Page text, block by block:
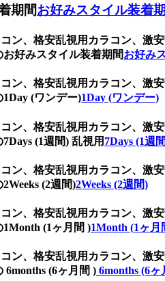
期間お好みスタイル装着
ン、格安乱視用カラコン、激
好みスタイル装着期間お好み
ン、格安乱視用カラコン、激
(ワンデー)1Day (ワンデー)
ン、格安乱視用カラコン、激
(1週間) 乱視用 7Days (1週
ン、格安乱視用カラコン、激
(2週間)2Weeks (2週間)
ン、格安乱視用カラコン、激
(1ヶ月間 )1Month (1ヶ月
ン、格安乱視用カラコン、激
(6ヶ月間 ) 6months (6ヶ